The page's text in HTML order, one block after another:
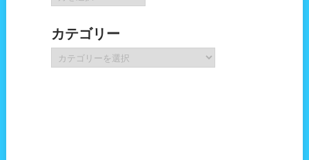
ー
イ
ブ
カテゴリー
テ